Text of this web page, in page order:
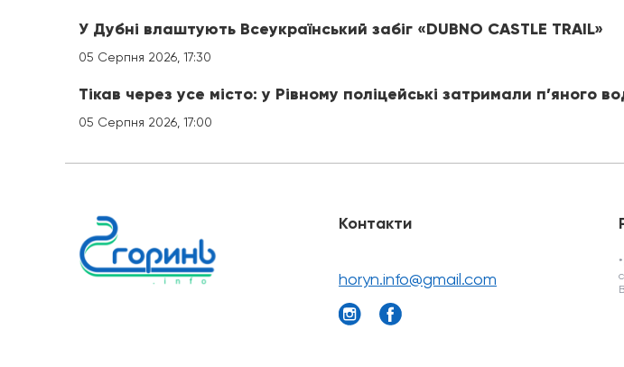
У Дубні влаштують Всеукраїнський забіг «DUBNO CASTLE TRAIL»
05 Серпня 2026, 17:30
Тікав через усе місто: у Рівному поліцейські затримали п’яного
05 Серпня 2026, 17:00
Контакти
horyn.info@gmail.com